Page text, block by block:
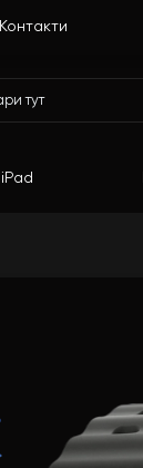
Контакти
iPad